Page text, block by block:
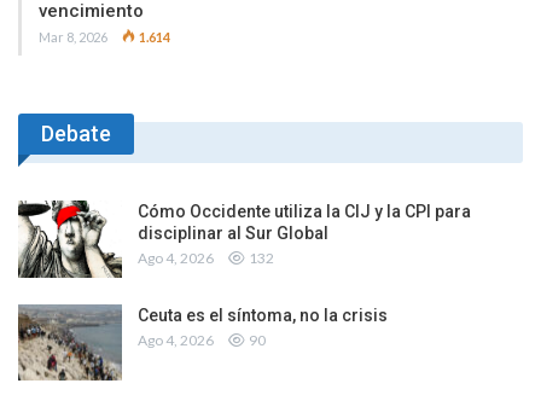
vencimiento
Mar 8, 2026 1.614
Debate
Cómo Occidente utiliza la CIJ y la CPI para
disciplinar al Sur Global
Ago 4, 2026 132
Ceuta es el síntoma, no la crisis
Ago 4, 2026 90